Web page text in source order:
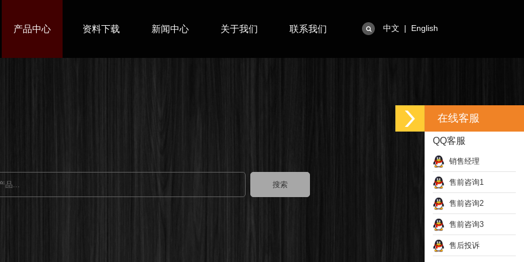
产品中心 资料下载 新闻中心 关于我们 联系我们 中文 | English
在线客服
QQ客服
销售经理
售前咨询1
售前咨询2
售前咨询3
售后投诉